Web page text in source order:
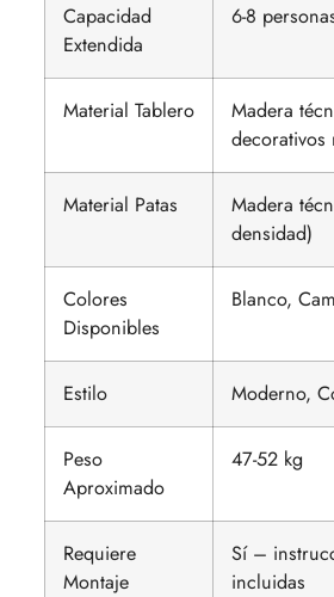
Capacidad
Extendida
6-8
Material Tablero
Madera
decorativos
Material Patas
Madera
densidad)
Colores
Disponibles
Blanco,
Estilo Moderno,
Peso
Aproximado
47-52 kg
Requiere
Montaje
Sí –
incluidas